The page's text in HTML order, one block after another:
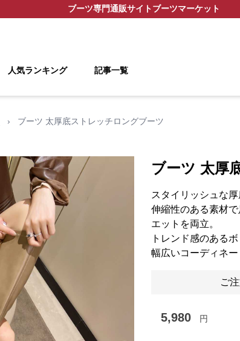
ブーツ専門通販サイトブーツマーケット
人気ランキング 記事一覧
› ブーツ 太厚底ストレッチロングブーツ
ブーツ 太厚
スタイリッシュな
伸縮性のある素材
エットを両立。
トレンド感のある
幅広いコーディネー
ご
5,980 円